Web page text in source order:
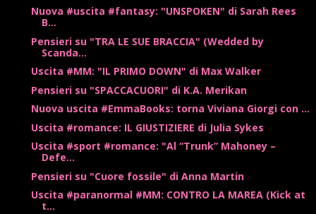
Nuova #uscita #fantasy: "UNSPOKEN" di Sarah Rees
B...
Pensieri su "TRA LE SUE BRACCIA" (Wedded by
Scanda...
Uscita #MM: "IL PRIMO DOWN" di Max Walker
Pensieri su "SPACCACUORI" di K.A. Merikan
Nuova uscita #EmmaBooks: torna Viviana Giorgi con ...
Uscita #romance: IL GIUSTIZIERE di Julia Sykes
Uscita #sport #romance: "Al “Trunk” Mahoney –
Defe...
Pensieri su "Cuore fossile" di Anna Martin
Uscita #paranormal #MM: CONTRO LA MAREA (Kick at
t...